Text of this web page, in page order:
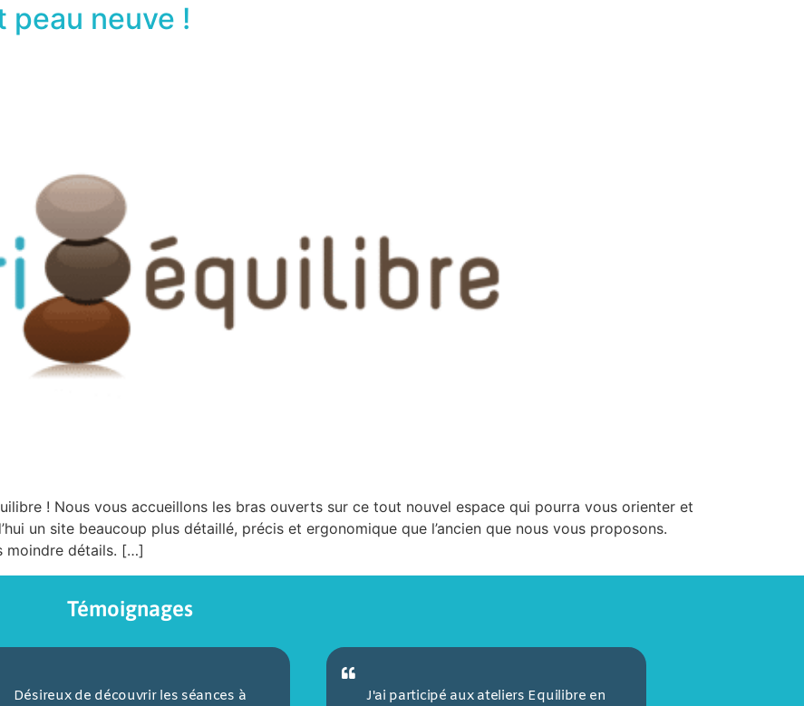
peau neuve !
! Nous vous accueillons les bras ouverts sur ce tout nouvel espace qui pourra vous orienter et
un site beaucoup plus détaillé, précis et ergonomique que l’ancien que nous vous proposons.
moindre détails. […]
Témoignages
Désireux de découvrir les séances à J'ai participé aux ateliers Equilibre en